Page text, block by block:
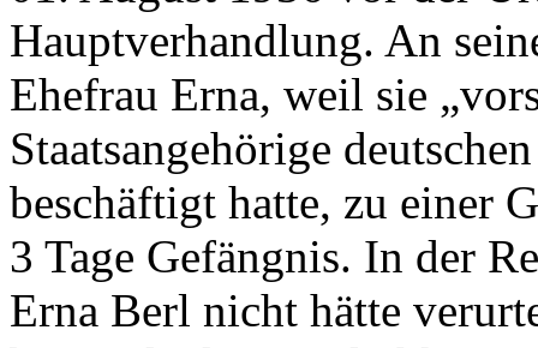
Hauptverhandlung. An
Ehefrau Erna, weil sie
Staatsangehörige
beschäftigt hatte, zu einer
3 Tage Gefängnis. In der
Erna Berl nicht hätte